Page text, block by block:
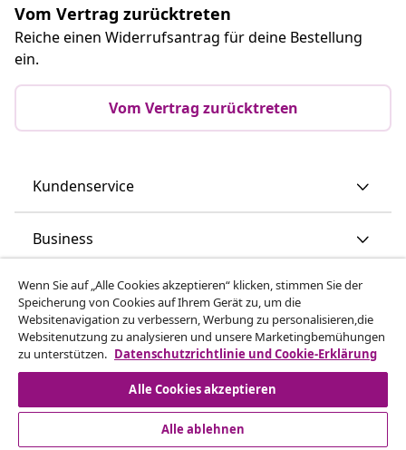
Vom Vertrag zurücktreten
Reiche einen Widerrufsantrag für deine Bestellung
ein.
Vom Vertrag zurücktreten
Kundenservice
Business
vidaXL
Mehr entdecken
Wenn Sie auf „Alle Cookies akzeptieren“ klicken, stimmen Sie der
Speicherung von Cookies auf Ihrem Gerät zu, um die
Websitenavigation zu verbessern, Werbung zu personalisieren,die
Websitenutzung zu analysieren und unsere Marketingbemühungen
zu unterstützen. Datenschutzrichtlinie und Cookie-Erklärung
Alle Cookies akzeptieren
Alle ablehnen